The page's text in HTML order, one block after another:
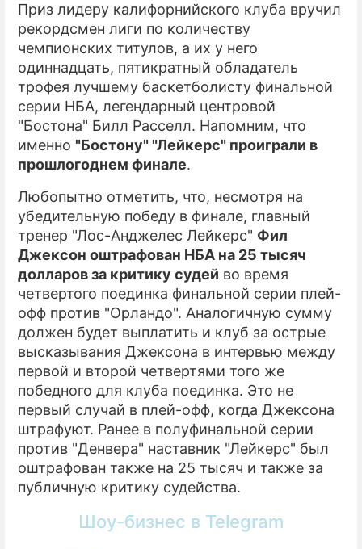
Приз лидеру калифорнийского клуба вручил
рекордсмен лиги по количеству
чемпионских титулов, а их у него
одиннадцать, пятикратный обладатель
трофея лучшему баскетболисту финальной
серии НБА, легендарный центровой
"Бостона" Билл Расселл. Напомним, что
именно "Бостону" "Лейкерс" проиграли в
прошлогоднем финале.
Любопытно отметить, что, несмотря на
убедительную победу в финале, главный
тренер "Лос-Анджелес Лейкерс" Фил
Джексон оштрафован НБА на 25 тысяч
долларов за критику судей во время
четвертого поединка финальной серии плей-
офф против "Орландо". Аналогичную сумму
должен будет выплатить и клуб за острые
высказывания Джексона в интервью между
первой и второй четвертями того же
победного для клуба поединка. Это не
первый случай в плей-офф, когда Джексона
штрафуют. Ранее в полуфинальной серии
против "Денвера" наставник "Лейкерс" был
оштрафован также на 25 тысяч и также за
публичную критику судейства.
Шоу-бизнес в Telegram